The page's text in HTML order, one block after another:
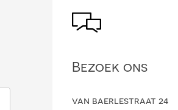
Bezoek ons
van baerlestraat 24